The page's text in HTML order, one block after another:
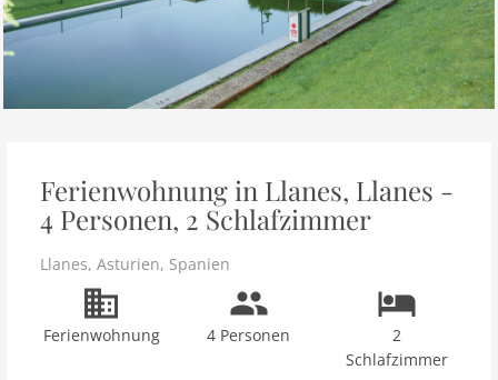
Ferienwohnung in Llanes, Llanes -
4 Personen, 2 Schlafzimmer
Llanes, Asturien, Spanien
Ferienwohnung 4 Personen
2
Schlafzimmer